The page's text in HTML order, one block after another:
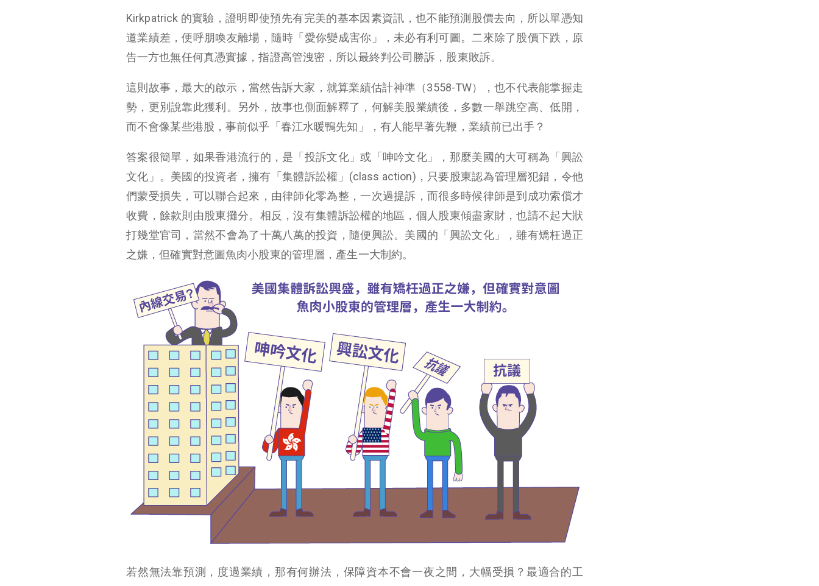
Kirkpatrick 的實驗，證明即使預先有完美的基本因素資訊，也不能預測股價去向，所以單憑知
道業績差，便呼朋喚友離場，隨時「愛你變成害你」，未必有利可圖。二來除了股價下跌，原
告一方也無任何真憑實據，指證高管洩密，所以最終判公司勝訴，股東敗訴。
這則故事，最大的啟示，當然告訴大家，就算業績估計神準（3558-TW），也不代表能掌握走
勢，更別說靠此獲利。另外，故事也側面解釋了，何解美股業績後，多數一舉跳空高、低開，
而不會像某些港股，事前似乎「春江水暖鴨先知」，有人能早著先鞭，業績前已出手？
答案很簡單，如果香港流行的，是「投訴文化」或「呻吟文化」，那麼美國的大可稱為「興訟
文化」。美國的投資者，擁有「集體訴訟權」(class action)，只要股東認為管理層犯錯，令他
們蒙受損失，可以聯合起來，由律師化零為整，一次過提訴，而很多時候律師是到成功索償才
收費，餘款則由股東攤分。相反，沒有集體訴訟權的地區，個人股東傾盡家財，也請不起大狀
打幾堂官司，當然不會為了十萬八萬的投資，隨便興訟。美國的「興訟文化」，雖有矯枉過正
之嫌，但確實對意圖魚肉小股東的管理層，產生一大制約。
若然無法靠預測，度過業績，那有何辦法，保障資本不會一夜之間，大幅受損？最適合的工